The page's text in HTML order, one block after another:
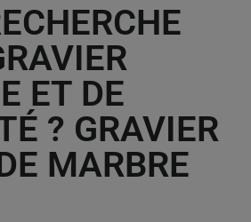
ET DE
? GRAVIER
MARBRE